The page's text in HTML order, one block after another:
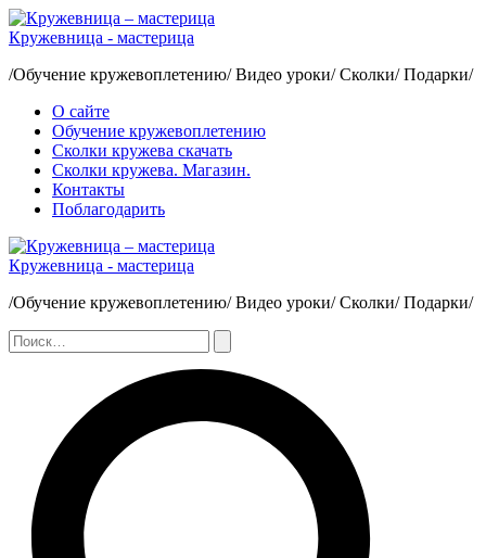
Перейти
к
Кружевница - мастерица
/Обучение кружевоплетению/ Видео уроки/ Сколки/ Подарки/
О сайте
Обучение кружевоплетению
Сколки кружева скачать
Сколки кружева. Магазин.
Контакты
Поблагодарить
Кружевница - мастерица
/Обучение кружевоплетению/ Видео уроки/ Сколки/ Подарки/
Поиск: